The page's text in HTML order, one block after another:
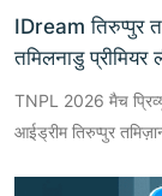
IDream तिरुप्पुर
तमिलनाडु
TNPL 2026 मैच
आईड्रीम तिरुप्पुर